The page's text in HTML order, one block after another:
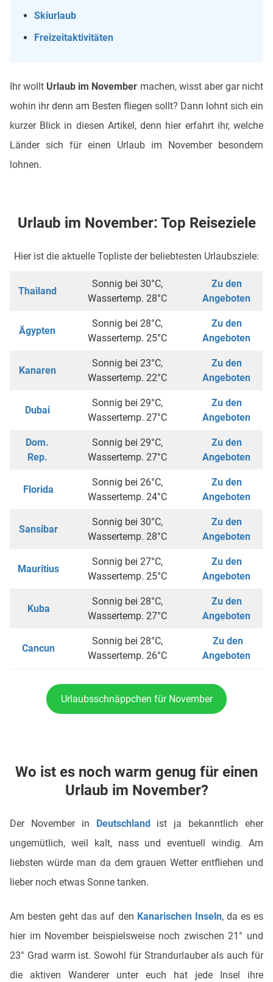
Skiurlaub
Freizeitaktivitäten
Ihr wollt Urlaub im November machen, wisst aber gar nicht
wohin ihr denn am Besten fliegen sollt? Dann lohnt sich ein
kurzer Blick in diesen Artikel, denn hier erfahrt ihr, welche
Länder sich für einen Urlaub im November besondern
lohnen.
Urlaub im November: Top Reiseziele
Hier ist die aktuelle Topliste der beliebtesten Urlaubsziele:
Thailand
Sonnig bei 30°C,
Wassertemp. 28°C
Zu den
Angeboten
Ägypten
Sonnig bei 28°C,
Wassertemp. 25°C
Zu den
Angeboten
Kanaren
Sonnig bei 23°C,
Wassertemp. 22°C
Zu den
Angeboten
Dubai
Sonnig bei 29°C,
Wassertemp. 27°C
Zu den
Angeboten
Dom.
Rep.
Sonnig bei 29°C,
Wassertemp. 27°C
Zu den
Angeboten
Florida
Sonnig bei 26°C,
Wassertemp. 24°C
Zu den
Angeboten
Sansibar
Sonnig bei 30°C,
Wassertemp. 28°C
Zu den
Angeboten
Mauritius
Sonnig bei 27°C,
Wassertemp. 25°C
Zu den
Angeboten
Kuba
Sonnig bei 28°C,
Wassertemp. 27°C
Zu den
Angeboten
Cancun
Sonnig bei 28°C,
Wassertemp. 26°C
Zu den
Angeboten
Urlaubsschnäppchen für November
Wo ist es noch warm genug für einen
Urlaub im November?
Der November in Deutschland
ist ja bekanntlich eher
ungemütlich, weil kalt, nass und eventuell windig. Am
liebsten würde man da dem grauen Wetter entfliehen und
lieber noch etwas Sonne tanken.
Am besten geht das auf den Kanarischen Inseln, da es es
hier im November beispielsweise noch zwischen 21° und
23° Grad warm ist. Sowohl für Strandurlauber als auch für
die aktiven Wanderer unter euch hat jede Insel ihre